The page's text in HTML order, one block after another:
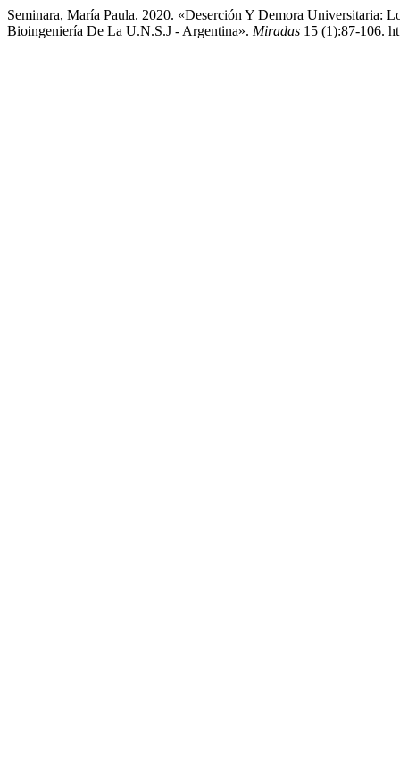
Seminara, María Paula. 2020. «Deserción Y Demora Universitaria:
Bioingeniería De La U.N.S.J - Argentina». Miradas 15 (1):87-106.